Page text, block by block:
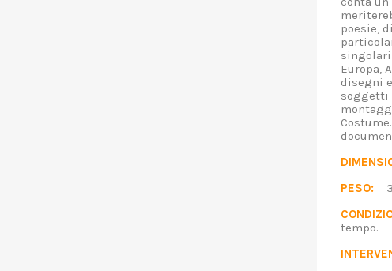
poesie,
singolari
Europa,
disegni
soggetti
PESO:
tempo.